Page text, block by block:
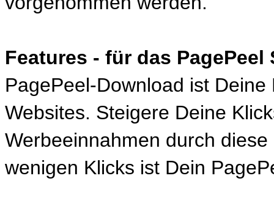
Features - für das PagePeel
PagePeel-Download ist
Websites. Steigere Deine
Werbeeinnahmen durch
wenigen Klicks ist Dein